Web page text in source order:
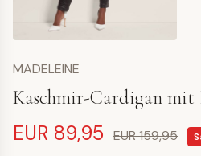
MADELEINE
Kaschmir-Cardigan mit
EUR 89,95 EUR 159,95